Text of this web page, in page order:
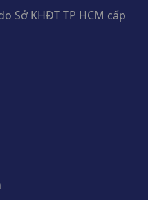
Sở KHĐT TP HCM cấp